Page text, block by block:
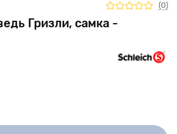
Гризли, самка -
(0)